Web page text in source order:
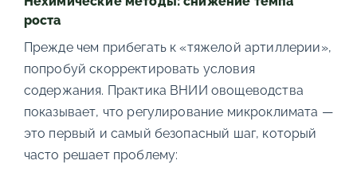
роста
Прежде чем прибегать к «тяжелой артиллерии»,
попробуй скорректировать условия
содержания. Практика ВНИИ овощеводства
показывает, что регулирование микроклимата —
это первый и самый безопасный шаг, который
часто решает проблему: